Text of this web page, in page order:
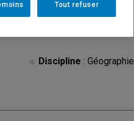
Discipline : Géographie
Tout refuser